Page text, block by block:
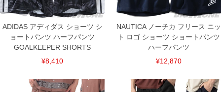
ADIDAS アディダス ショーツ シ
ョートパンツ ハーフパンツ
GOALKEEPER SHORTS
¥8,410
NAUTICA ノーチカ フリース ニッ
ト ロゴ ショーツ ショートパンツ
ハーフパンツ
¥12,870